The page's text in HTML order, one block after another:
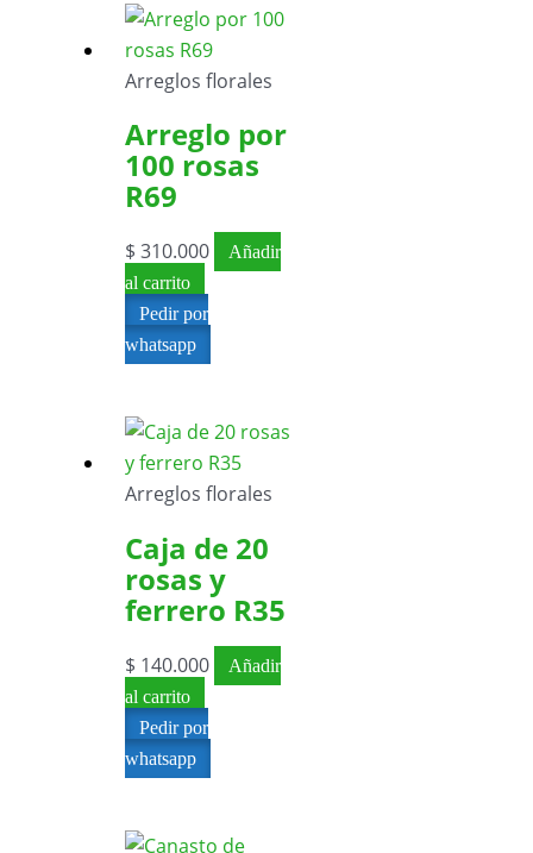
Arreglos florales
Arreglo por
100 rosas
R69
$ 310.000
Añadir
al carrito
Pedir por
whatsapp
Arreglos florales
Caja de 20
rosas y
ferrero R35
$ 140.000
Añadir
al carrito
Pedir por
whatsapp